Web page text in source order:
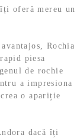
oferă mereu un
Rochia
piesa
de rochie
a impresiona
o apariție
dacă îți